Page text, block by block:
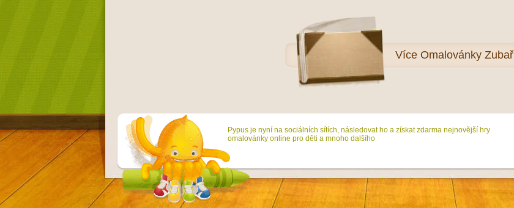
Více Omalovánky Zubař
Pypus je nyní na sociálních sítích, následovat ho a získat zdarma nejnovější hry
omalovánky online pro děti a mnoho dalšího